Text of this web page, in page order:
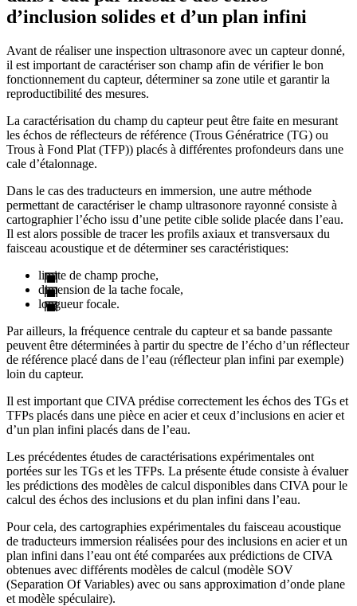
d’inclusion solides et d’un plan infini
Avant de réaliser une inspection ultrasonore avec un capteur donné,
il est important de caractériser son champ afin de vérifier le bon
fonctionnement du capteur, déterminer sa zone utile et garantir la
reproductibilité des mesures.
La caractérisation du champ du capteur peut être faite en mesurant
les échos de réflecteurs de référence (Trous Génératrice (TG) ou
Trous à Fond Plat (TFP)) placés à différentes profondeurs dans une
cale d’étalonnage.
Dans le cas des traducteurs en immersion, une autre méthode
permettant de caractériser le champ ultrasonore rayonné consiste à
cartographier l’écho issu d’une petite cible solide placée dans l’eau.
Il est alors possible de tracer les profils axiaux et transversaux du
faisceau acoustique et de déterminer ses caractéristiques:
limite de champ proche,
dimension de la tache focale,
longueur focale.
Par ailleurs, la fréquence centrale du capteur et sa bande passante
peuvent être déterminées à partir du spectre de l’écho d’un réflecteur
de référence placé dans de l’eau (réflecteur plan infini par exemple)
loin du capteur.
Il est important que CIVA prédise correctement les échos des TGs et
TFPs placés dans une pièce en acier et ceux d’inclusions en acier et
d’un plan infini placés dans de l’eau.
Les précédentes études de caractérisations expérimentales ont
portées sur les TGs et les TFPs. La présente étude consiste à évaluer
les prédictions des modèles de calcul disponibles dans CIVA pour le
calcul des échos des inclusions et du plan infini dans l’eau.
Pour cela, des cartographies expérimentales du faisceau acoustique
de traducteurs immersion réalisées pour des inclusions en acier et un
plan infini dans l’eau ont été comparées aux prédictions de CIVA
obtenues avec différents modèles de calcul (modèle SOV
(Separation Of Variables) avec ou sans approximation d’onde plane
et modèle spéculaire).